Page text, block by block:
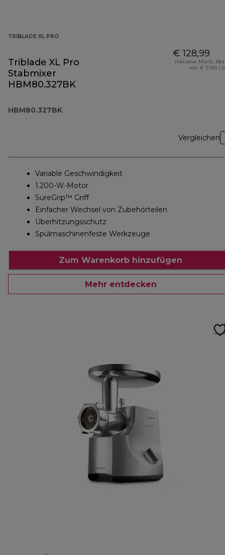
TRIBLADE XL PRO
Triblade XL Pro
Stabmixer
HBM80.327BK
HBM80.327BK
€ 128,99
Inklusive MwSt.-
von € 21,50 (
Vergleichen
Variable Geschwindigkeit
1.200-W-Motor
SureGrip™ Griff
Einfacher Wechsel von Zubehörteilen
Überhitzungsschutz
Spülmaschinenfeste Werkzeuge
Zum Warenkorb hinzufügen
Mehr entdecken